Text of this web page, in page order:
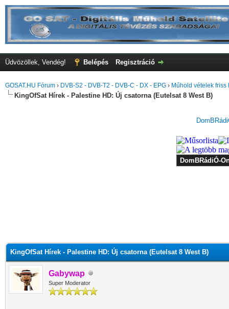
Üdvözöllek, Vendég! Belépés Regisztráció
GOSAT.HU Fórum › DVB-S2 - DVB-T2 - DVB-C - DX - EPG › Műhold vételek friss
KingOfSat Hírek - Palestine HD: Új csatorna (Eutelsat 8 West B)
KingOfSat Hírek - Palestine HD: Új csatorna (Eutelsat 8 West B)
Gabywap
Super Moderator